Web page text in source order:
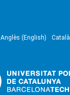
Anglès (English) Català